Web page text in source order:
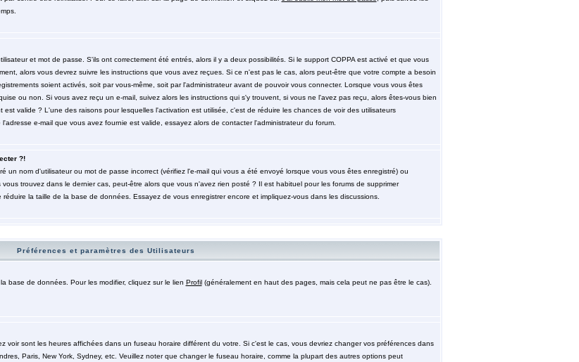
et mot de passe. S'ils ont correctement été entrés, alors il y a deux possibilités. Si le support COPPA est activé et que vous
alors vous devrez suivre les instructions que vous avez reçues. Si ce n'est pas le cas, alors peut-être que votre compte a besoin
soient activés, soit par vous-même, soit par l'administrateur avant de pouvoir vous connecter. Lorsque vous vous êtes
ou non. Si vous avez reçu un e-mail, suivez alors les instructions qui s'y trouvent, si vous ne l'avez pas reçu, alors êtes-vous bien
valide ? L'une des raisons pour lesquelles l'activation est utilisée, c'est de réduire les chances de voir des utilisateurs
e-mail que vous avez fournie est valide, essayez alors de contacter l'administrateur du forum.
?!
un nom d'utilisateur ou mot de passe incorrect (vérifiez l'e-mail qui vous a été envoyé lorsque vous vous êtes enregistré) ou
trouvez dans le dernier cas, peut-être alors que vous n'avez rien posté ? Il est habituel pour les forums de supprimer
la taille de la base de données. Essayez de vous enregistrer encore et impliquez-vous dans les discussions.
Préférences et paramètres des Utilisateurs
base de données. Pour les modifier, cliquez sur le lien Profil(généralement en haut des pages, mais cela peut ne pas être le cas).
voir sont les heures affichées dans un fuseau horaire différent du votre. Si c'est le cas, vous devriez changer vos préférences dans
Paris, New York, Sydney, etc. Veuillez noter que changer le fuseau horaire, comme la plupart des autres options peut